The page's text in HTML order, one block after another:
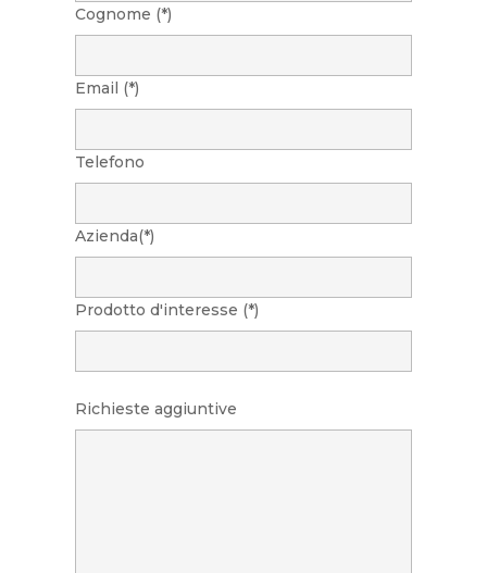
Cognome (*)
Email (*)
Telefono
Azienda(*)
Prodotto d'interesse (*)
Richieste aggiuntive